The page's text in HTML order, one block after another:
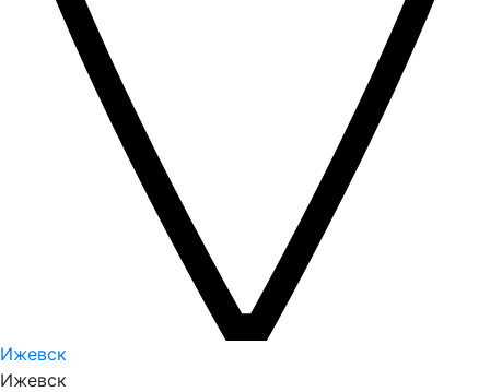
Ижевск
Ижевск